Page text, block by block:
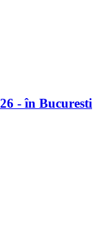
- în Bucuresti